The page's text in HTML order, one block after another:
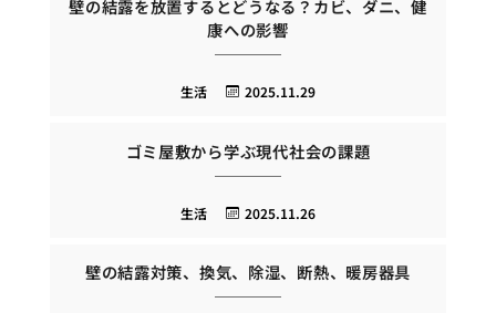
壁の結露を放置するとどうなる？カビ、ダニ、健
康への影響
2025.11.29
生活
ゴミ屋敷から学ぶ現代社会の課題
2025.11.26
生活
壁の結露対策、換気、除湿、断熱、暖房器具